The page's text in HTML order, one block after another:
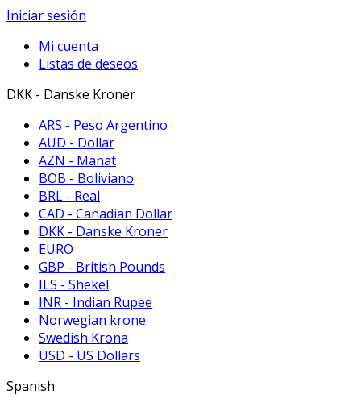
Iniciar sesión
Mi cuenta
Listas de deseos
DKK - Danske Kroner
ARS - Peso Argentino
AUD - Dollar
AZN - Manat
BOB - Boliviano
BRL - Real
CAD - Canadian Dollar
DKK - Danske Kroner
EURO
GBP - British Pounds
ILS - Shekel
INR - Indian Rupee
Norwegian krone
Swedish Krona
USD - US Dollars
Spanish